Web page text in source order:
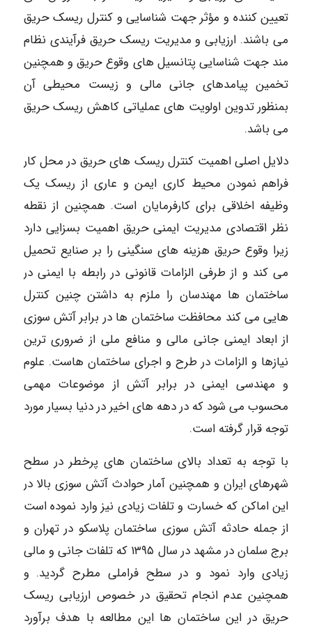
تعیین کننده و مؤثر جهت شناسایی و کنترل ریسک حریق
می باشند. ارزیابی و مدیریت ریسک حریق فرآیندی نظام
مند جهت شناسایی پتانسیل های وقوع حریق و همچنین
تخمین پیامدهای جانی مالی و زیست محیطی آن
بمنظور تدوین اولویت های عملیاتی کاهش ریسک حریق
می باشد.
دلایل اصلی اهمیت کنترل ریسک های حریق در محل کار
فراهم نمودن محیط کاری ایمن و عاری از ریسک یک
وظیفه اخلاقی برای کارفرمایان است. همچنین از نقطه
نظر اقتصادی مدیریت ایمنی حریق اهمیت بسزایی دارد
زیرا وقوع حریق هزینه های سنگینی را بر صنایع تحمیل
می کند و از طرفی الزامات قانونی در رابطه با ایمنی در
ساختمان ها مهندسان را ملزم به داشتن چنین کنترل
هایی می کند محافظت ساختمان ها در برابر آتش سوزی
از ابعاد ایمنی جانی مالی و منافع ملی از ضروری ترین
نیازها و الزامات در طرح و اجرای ساختمان هاست. علوم
و مهندسی ایمنی در برابر آتش از موضوعات مهمی
محسوب می شود که در دهه های اخیر در دنیا بسیار مورد
توجه قرار گرفته است.
با توجه به تعداد بالای ساختمان های پرخطر در سطح
شهرهای ایران و همچنین آمار حوادث آتش سوزی بالا در
این اماکن که خسارت و تلفات زیادی نیز وارد نموده است
از جمله حادثه آتش سوزی ساختمان پلاسکو در تهران و
برج سلمان در مشهد در سال ۱۳۹۵ که تلفات جانی و مالی
زیادی وارد نمود و در سطح فراملی مطرح گردید. و
همچنین عدم انجام تحقیق در خصوص ارزیابی ریسک
حریق در این ساختمان ها این مطالعه با هدف برآورد